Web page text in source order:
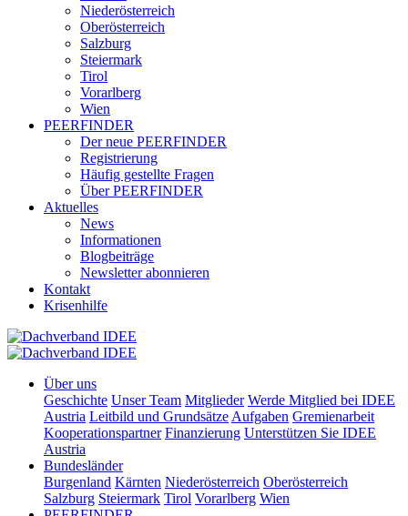
Niederösterreich
Oberösterreich
Salzburg
Steiermark
Tirol
Vorarlberg
Wien
PEERFINDER
Der neue PEERFINDER
Registrierung
Häufig gestellte Fragen
Über PEERFINDER
Aktuelles
News
Informationen
Blogbeiträge
Newsletter abonnieren
Kontakt
Krisenhilfe
Über uns
Geschichte Unser Team Mitglieder Werde Mitglied bei IDEE
Austria Leitbild und Grundsätze Aufgaben Gremienarbeit
Kooperationspartner Finanzierung Unterstützen Sie IDEE
Austria
Bundesländer
Burgenland Kärnten Niederösterreich Oberösterreich
Salzburg Steiermark Tirol Vorarlberg Wien